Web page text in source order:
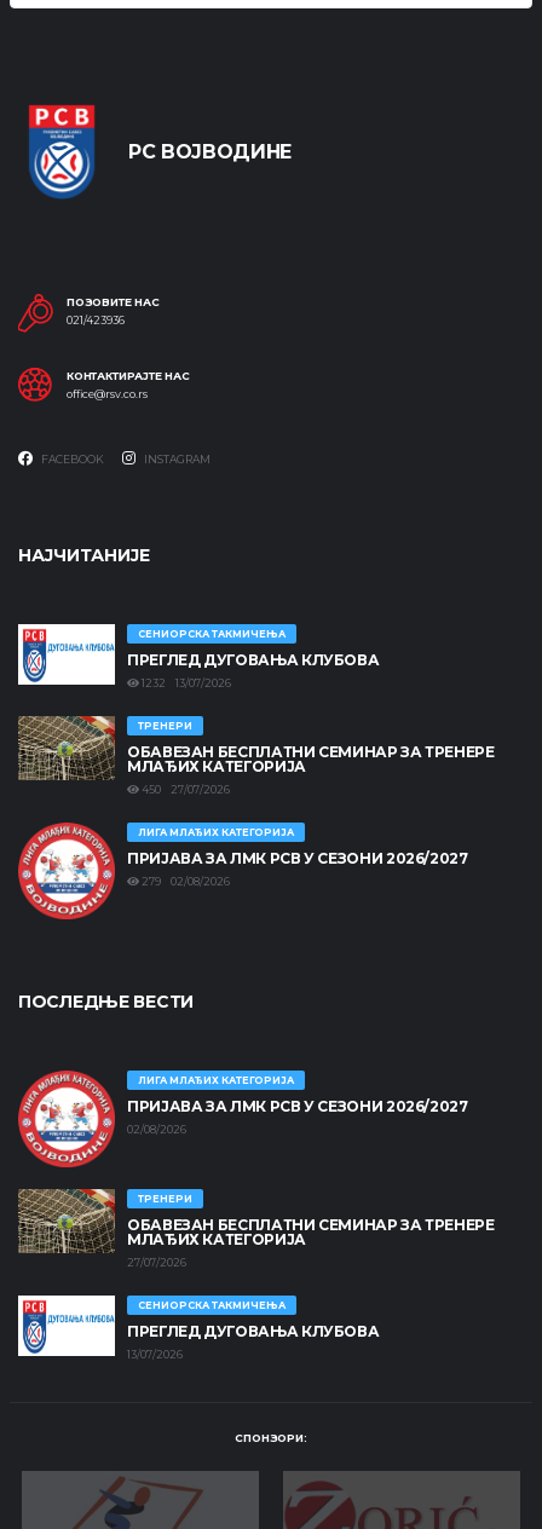
РС ВОЈВОДИНЕ
ПОЗОВИТЕ НАС
021/423936
КОНТАКТИРАЈТЕ НАС
office@rsv.co.rs
FACEBOOK INSTAGRAM
НАЈЧИТАНИЈЕ
СЕНИОРСКА ТАКМИЧЕЊА
ПРЕГЛЕД ДУГОВАЊА КЛУБОВА
1232 13/07/2026
ТРЕНЕРИ
ОБАВЕЗАН БЕСПЛАТНИ СЕМИНАР ЗА ТРЕНЕРЕ
МЛАЂИХ КАТЕГОРИЈА
450 27/07/2026
ЛИГА МЛАЂИХ КАТЕГОРИЈА
ПРИЈАВА ЗА ЛМК РСВ У СЕЗОНИ 2026/2027
279 02/08/2026
ПОСЛЕДЊЕ ВЕСТИ
ЛИГА МЛАЂИХ КАТЕГОРИЈА
ПРИЈАВА ЗА ЛМК РСВ У СЕЗОНИ 2026/2027
02/08/2026
ТРЕНЕРИ
ОБАВЕЗАН БЕСПЛАТНИ СЕМИНАР ЗА ТРЕНЕРЕ
МЛАЂИХ КАТЕГОРИЈА
27/07/2026
СЕНИОРСКА ТАКМИЧЕЊА
ПРЕГЛЕД ДУГОВАЊА КЛУБОВА
13/07/2026
СПОНЗОРИ: